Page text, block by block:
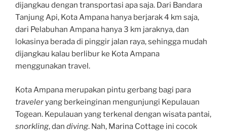
dijangkau dengan transportasi apa saja. Dari Bandara
Tanjung Api, Kota Ampana hanya berjarak 4 km saja,
dari Pelabuhan Ampana hanya 3 km jaraknya, dan
lokasinya berada di pinggir jalan raya, sehingga mudah
dijangkau kalau berlibur ke Kota Ampana
menggunakan travel.
Kota Ampana merupakan pintu gerbang bagi para
traveleryang berkeinginan mengunjungi Kepulauan
Togean. Kepulauan yang terkenal dengan wisata pantai,
snorkling, dan diving. Nah, Marina Cottage ini cocok